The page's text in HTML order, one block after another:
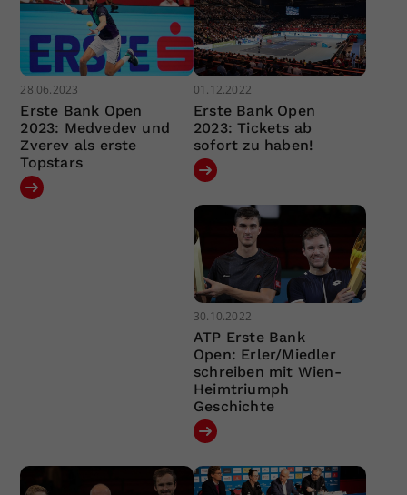
28.06.2023
Erste Bank Open
2023: Medvedev und
Zverev als erste
Topstars
01.12.2022
Erste Bank Open
2023: Tickets ab
sofort zu haben!
30.10.2022
ATP Erste Bank
Open: Erler/Miedler
schreiben mit Wien-
Heimtriumph
Geschichte